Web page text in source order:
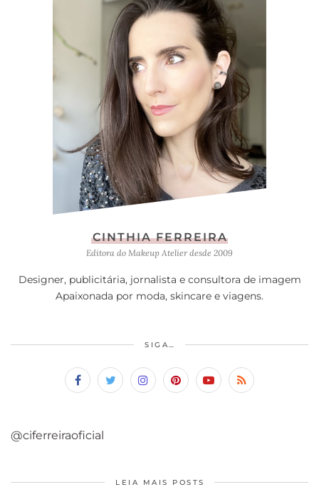
CINTHIA FERREIRA
Editora do Makeup Atelier desde 2009
Designer, publicitária, jornalista e consultora de imagem
Apaixonada por moda, skincare e viagens.
SIGA…
@ciferreiraoficial
LEIA MAIS POSTS